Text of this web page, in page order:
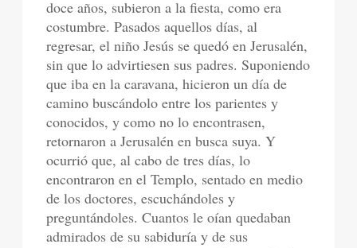
doce años, subieron a la fiesta, como era
costumbre. Pasados aquellos días, al
regresar, el niño Jesús se quedó en Jerusalén,
sin que lo advirtiesen sus padres. Suponiendo
que iba en la caravana, hicieron un día de
camino buscándolo entre los parientes y
conocidos, y como no lo encontrasen,
retornaron a Jerusalén en busca suya. Y
ocurrió que, al cabo de tres días, lo
encontraron en el Templo, sentado en medio
de los doctores, escuchándoles y
preguntándoles. Cuantos le oían quedaban
admirados de su sabiduría y de sus